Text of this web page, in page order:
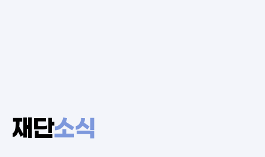
재단소식